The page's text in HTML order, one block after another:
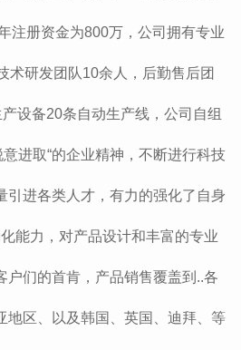
注册资金为800万，公司拥有专业
术研发团队10余人，后勤售后团
设备20条自动生产线，公司自组
进取“的企业精神，不断进行科技
引进各类人才，有力的强化了自身
能力，对产品设计和丰富的专业
户们的首肯，产品销售覆盖到..各
地区、以及韩国、英国、迪拜、等